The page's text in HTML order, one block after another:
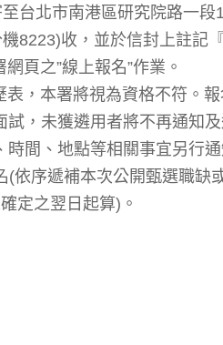
台北市南港區研究院路一
8223)收，並於信封上註記
頁之”線上報名”作業。
，本署將視為資格不符。
，未獲遴用者將不再通知
間、地點等相關事宜另行通
依序遞補本次公開甄選職缺
定之翌日起算)。